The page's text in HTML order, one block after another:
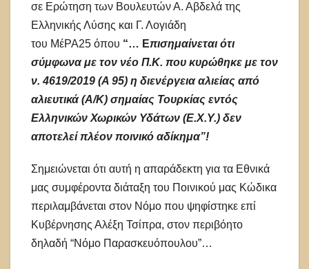
σε Ερώτηση των Βουλευτών Α. Αβδελά της
Ελληνικής Λύσης και Γ. Λογιάδη
του ΜέΡΑ25 όπου “… Επισημαίνεται ότι
σύμφωνα με τον νέο Π.Κ. που κυρώθηκε με τον
ν. 4619/2019 (Α 95) η διενέργεια αλιείας από
αλιευτικά (Α/Κ) σημαίας Τουρκίας εντός
Ελληνικών Χωρικών Υδάτων (Ε.Χ.Υ.) δεν
αποτελεί πλέον ποινικό αδίκημα”!
Σημειώνεται ότι αυτή η απαράδεκτη για τα Εθνικά
μας συμφέροντα διάταξη του Ποινικού μας Κώδικα
περιλαμβάνεται στον Νόμο που ψηφίστηκε επί
Κυβέρνησης Αλέξη Τσίπρα, στον περιβόητο
δηλαδή “Νόμο Παρασκευόπουλου”…